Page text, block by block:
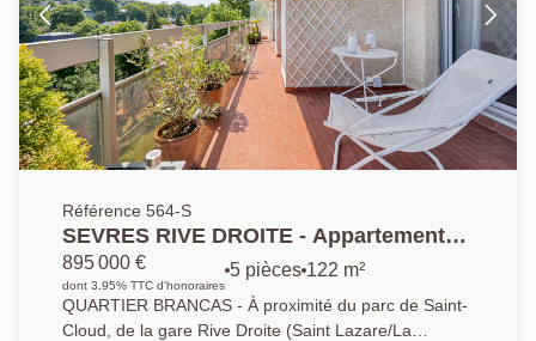
Référence 564-S
SEVRES RIVE DROITE - Appartement
de standing
895 000 €
dont 3.95% TTC d'honoraires
5 pièces 122 m²
QUARTIER BRANCAS - À proximité du parc de Saint-
Cloud, de la gare Rive Droite (Saint Lazare/La